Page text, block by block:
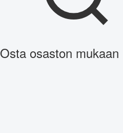
Osta osaston mukaan